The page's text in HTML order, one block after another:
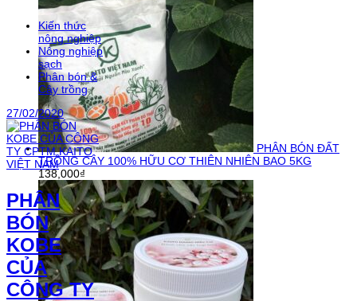
Kiến thức
nông nghiệp
Nông nghiệp
sạch
Phân bón &
Cây trồng
27/02/2020
PHÂN
BÓN
KOBE
CỦA
CÔNG TY
PHÂN BÓN ĐẤT
TRỒNG CÂY 100% HỮU CƠ THIÊN NHIÊN BAO 5KG
138,000₫